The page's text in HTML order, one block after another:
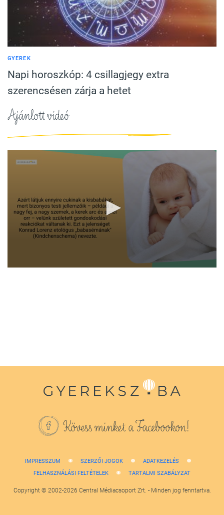
GYEREK
Napi horoszkóp: 4 csillagjegy extra
szerencsésen zárja a hetet
Ajánlott videó
Kövess minket a Facebookon!
IMPRESSZUM SZERZŐI JOGOK
ADATKEZELÉS
FELHASZNÁLÁSI FELTÉTELEK
TARTALMI SZABÁLYZAT
Copyright © 2002-2026 Central Médiacsoport Zrt. - Minden jog fenntartva.